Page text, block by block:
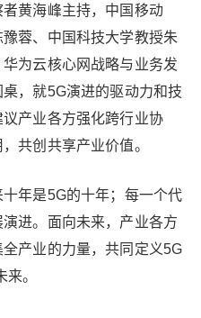
黄海峰主持，中国移动
豫蓉、中国科技大学教授朱
为云核心网战略与业务发
，就5G演进的驱动力和技
产业各方强化跨行业协
共创共享产业价值。
年是5G的十年；每一个代
进。面向未来，产业各方
产业的力量，共同定义5G
。